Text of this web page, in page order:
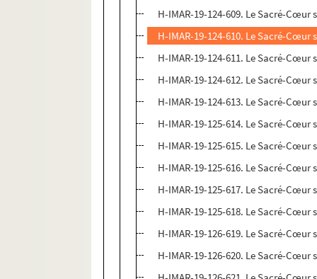
H-IMAR-19-124-609. Le Sacré-Cœur
H-IMAR-19-124-610. Le Sacré-Cœur
H-IMAR-19-124-611. Le Sacré-Cœur
H-IMAR-19-124-612. Le Sacré-Cœur
H-IMAR-19-124-613. Le Sacré-Cœur
H-IMAR-19-125-614. Le Sacré-Cœur
H-IMAR-19-125-615. Le Sacré-Cœur
H-IMAR-19-125-616. Le Sacré-Cœur
H-IMAR-19-125-617. Le Sacré-Cœur
H-IMAR-19-125-618. Le Sacré-Cœur
H-IMAR-19-126-619. Le Sacré-Cœur
H-IMAR-19-126-620. Le Sacré-Cœur